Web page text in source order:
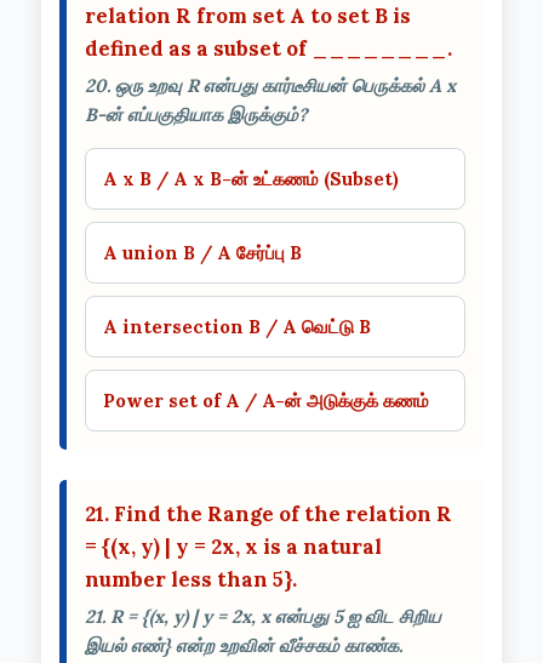
relation R from set A to set B is
defined as a subset of ________.
20. ஒரு உறவு R என்பது கார்டீசியன் பெருக்கல் A x
B-ன் எப்பகுதியாக இருக்கும்?
A x B / A x B-ன் உட்கணம் (Subset)
A union B / A சேர்ப்பு B
A intersection B / A வெட்டு B
Power set of A / A-ன் அடுக்குக் கணம்
21. Find the Range of the relation R
= {(x, y) | y = 2x, x is a natural
number less than 5}.
21. R = {(x, y) | y = 2x, x என்பது 5 ஐ விட சிறிய
இயல் எண்} என்ற உறவின் வீச்சகம் காண்க.